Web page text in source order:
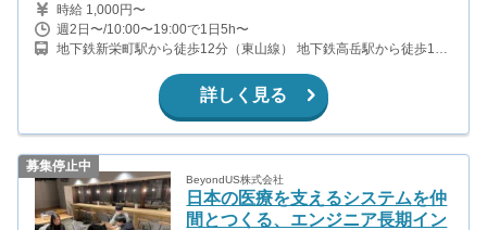
時給 1,000円〜
週2日〜/10:00〜19:00で1日5h〜
地下鉄新栄町駅から徒歩12分（東山線） 地下鉄高岳駅から徒歩12
詳しく見る
募集停止中
BeyondUS株式会社
日本の医療を支えるシステムを仲
間とつくる、エンジニア長期イン